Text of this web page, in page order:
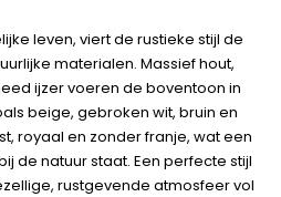
leven, viert de rustieke stijl de
materialen. Massief hout,
ijzer voeren de boventoon in
beige, gebroken wit, bruin en
royaal en zonder franje, wat een
de natuur staat. Een perfecte stijl
rustgevende atmosfeer vol